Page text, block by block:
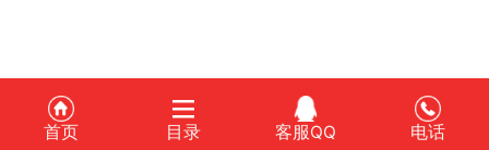
首页 目录 客服QQ 电话